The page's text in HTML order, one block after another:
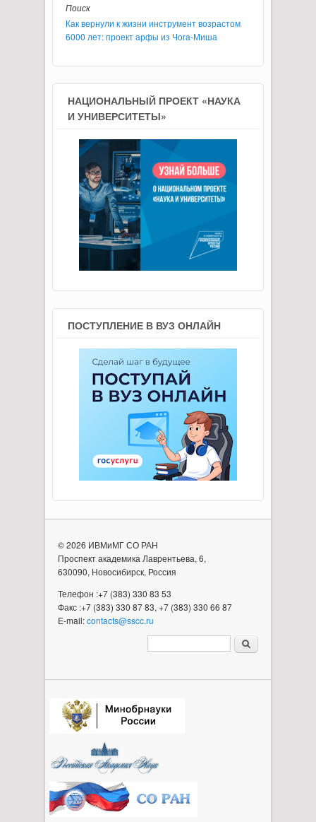
Поиск
Как вернули к жизни инструмент возрастом
6000 лет: проект арфы из Чога-Миша
НАЦИОНАЛЬНЫЙ ПРОЕКТ «НАУКА
И УНИВЕРСИТЕТЫ»
ПОСТУПЛЕНИЕ В ВУЗ ОНЛАЙН
© 2026 ИВМиМГ СО РАН
Проспект академика Лаврентьева, 6,
630090, Новосибирск, Россия
Телефон :+7 (383) 330 83 53
Факс :+7 (383) 330 87 83, +7 (383) 330 66 87
E-mail:contacts@sscc.ru
Форма поиска